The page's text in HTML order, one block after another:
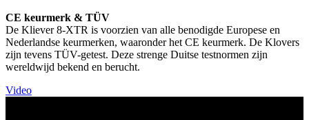
CE keurmerk & TÜV
De Kliever 8-XTR is voorzien van alle benodigde Europese en
Nederlandse keurmerken, waaronder het CE keurmerk. De Klovers
zijn tevens TÜV-getest. Deze strenge Duitse testnormen zijn
wereldwijd bekend en berucht.
Video